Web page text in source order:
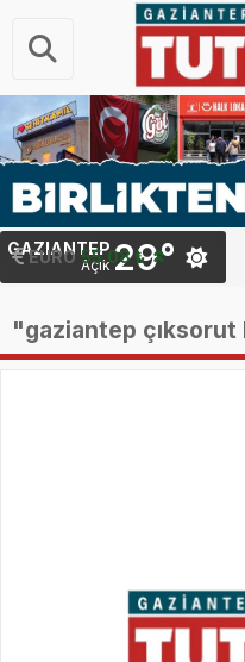
EURO 55.08 ₺
STERLIN 64.22 ₺
GAZIANTEP
Açık29°
"gaziantep